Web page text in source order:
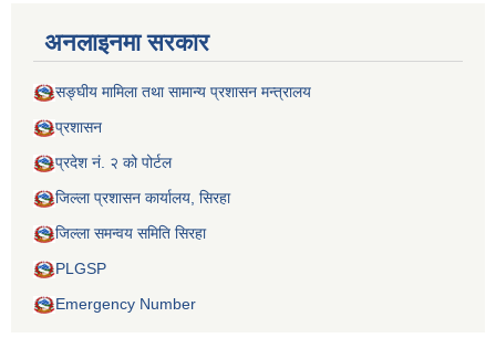
अनलाइनमा सरकार
सङ्घीय मामिला तथा सामान्य प्रशासन मन्त्रालय
प्रशासन
प्रदेश नं. २ को पोर्टल
जिल्ला प्रशासन कार्यालय, सिरहा
जिल्ला समन्वय समिति सिरहा
PLGSP
Emergency Number